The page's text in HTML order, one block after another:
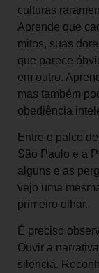
culturas
Aprende que
mitos, suas
que parece
em outro.
mas também
obediência
Entre o palco
São Paulo e a
alguns e as
vejo uma
primeiro olhar.
É preciso
Ouvir a
silencia.